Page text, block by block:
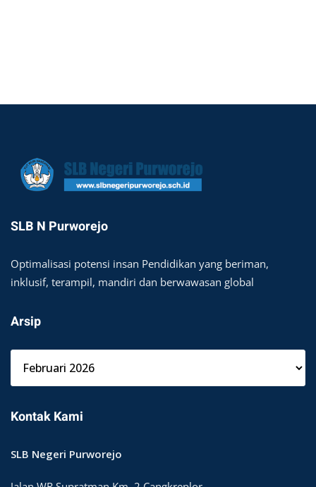
SLB N Purworejo
Optimalisasi potensi insan Pendidikan yang beriman,
inklusif, terampil, mandiri dan berwawasan global
Arsip
iKontak Kami
SLB Negeri Purworejo